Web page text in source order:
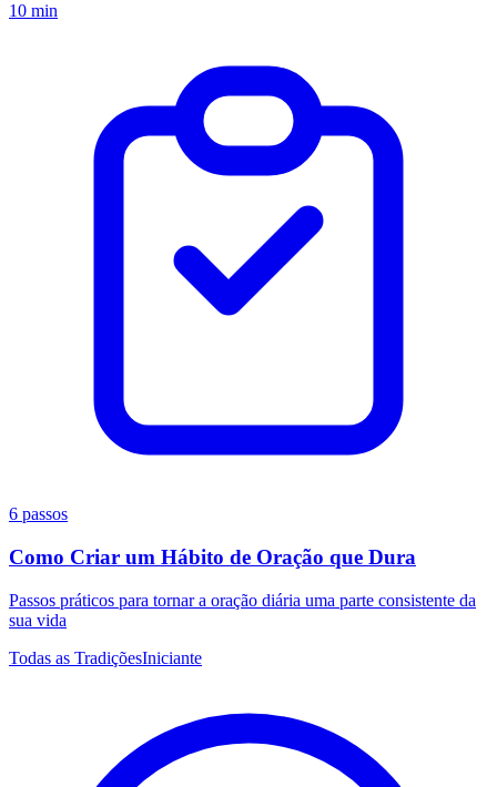
10 min
6 passos
Como Criar um Hábito de Oração que Dura
Passos práticos para tornar a oração diária uma parte consistente da
sua vida
Todas as TradiçõesIniciante